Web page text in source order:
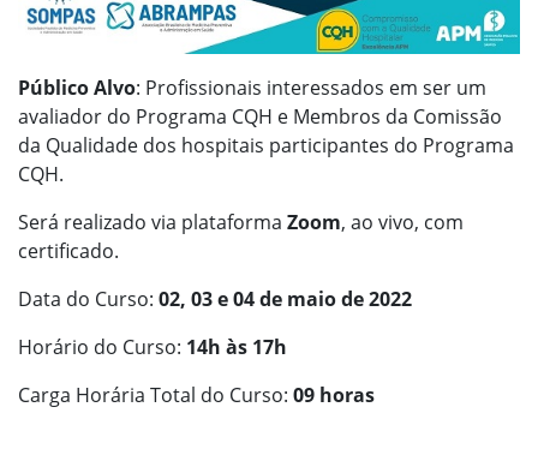
Público Alvo: Profissionais interessados em ser um
avaliador do Programa CQH e Membros da Comissão
da Qualidade dos hospitais participantes do Programa
CQH.
Será realizado via plataforma Zoom, ao vivo, com
certificado.
Data do Curso: 02, 03 e 04 de maio de 2022
Horário do Curso: 14h às 17h
Carga Horária Total do Curso: 09 horas